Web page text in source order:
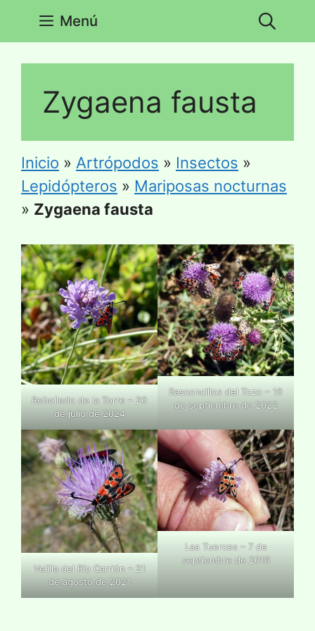
contenido
Menú
Zygaena fausta
Inicio » Artrópodos » Insectos »
Lepidópteros » Mariposas nocturnas
» Zygaena fausta
Rebolledo de la Torre – 26
de julio de 2024
Basconcillos del Tozo – 18
de septiembre de 2022
Velilla del Río Carrión – 21
de agosto de 2021
Las Tuerces – 7 de
septiembre de 2018